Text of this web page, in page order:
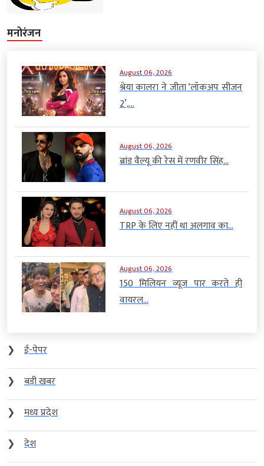
मनोरंजन
August 06, 2026
श्रेया कालरा ने जीता ‘लॉकअप सीजन
2’,...
August 06, 2026
ब्रांड वैल्यू की रेस में रणवीर सिंह...
August 06, 2026
TRP के लिए नहीं था अलगाव का...
August 06, 2026
150 मिलियन व्यूज पार करते ही
वायरल...
❯
ई-पेपर
❯
बड़ी खबर
❯
मध्य प्रदेश
❯
देश